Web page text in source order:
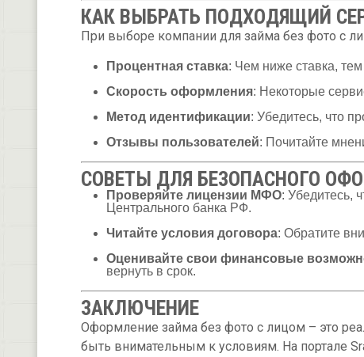
КАК ВЫБРАТЬ ПОДХОДЯЩИЙ
При выборе компании для займа без фото с
Процентная ставка: Чем ниже ставка,
Скорость оформления: Некоторые
Метод идентификации: Убедитесь, что
Отзывы пользователей: Почитайте
СОВЕТЫ ДЛЯ БЕЗОПАСНОГО
Проверяйте лицензии МФО: Убедитесь,
Центрального банка РФ.
Читайте условия договора: Обратите
Оценивайте свои финансовые
вернуть в срок.
ЗАКЛЮЧЕНИЕ
Оформление займа без фото с лицом – это
быть внимательным к условиям. На портале